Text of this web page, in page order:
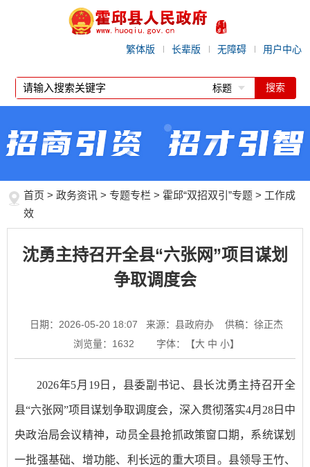
繁体版 长辈版 无障碍 用户中心
标题
首页 > 政务资讯 > 专题专栏 > 霍邱“双招双引”专题 > 工作成
效
沈勇主持召开全县“六张网”项目谋划
争取调度会
日期：2026-05-20 18:07 来源：县政府办
供稿：徐正杰
浏览量： 1632 字体：【大 中 小】
2026年5月19日，县委副书记、县长沈勇主持召开全
县“六张网”项目谋划争取调度会，深入贯彻落实4月28日中
央政治局会议精神，动员全县抢抓政策窗口期，系统谋划
一批强基础、增功能、利长远的重大项目。县领导王竹、